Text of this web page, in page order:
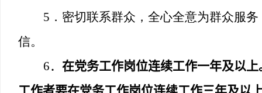
5 ．密切联系群众，全心全意为群众服
信。
6．在党务工作岗位连续工作一年及以上